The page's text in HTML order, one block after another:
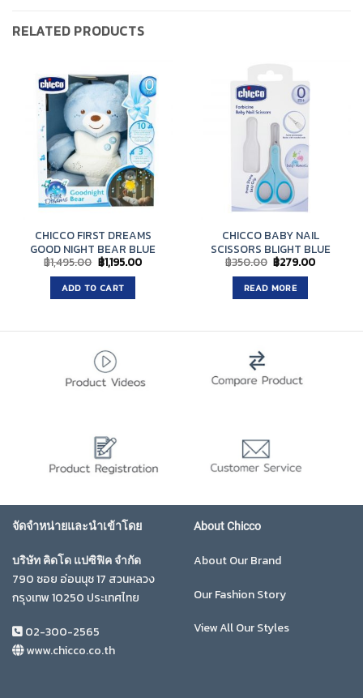
RELATED PRODUCTS
CHICCO FIRST DREAMS
GOOD NIGHT BEAR BLUE
฿1,495.00 Original
price
was:
฿1,495.00.
฿1,195.00Current
ADD TO CART
CHICCO BABY NAIL
SCISSORS BLIGHT BLUE
฿350.00 Original
price
was:
฿350.00.
฿279.00Current
READ MORE
จัดจำหน่ายและนำเข้าโดย
บริษัท คิดโด แปซิฟิค จำกัด
790 ซอย อ่อนนุช 17 สวนหลวง
กรุงเทพ 10250 ประเทศไทย
02-300-2565
www.chicco.co.th
About Chicco
About Our Brand
Our Fashion Story
View All Our Styles